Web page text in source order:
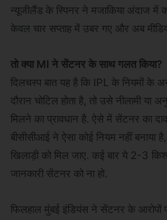
न्यूजीलैंड के स्पिनर ने मजाकिया अंदाज में
केवल चार सप्ताह में उबर गए और अब
तो क्या MI ने सेंटनर के साथ गलत किया?
दिलचस्प बात यह है कि IPL के नियमों के
दौरान चोटिल होता है, तो उसे नीलामी
मिलने का प्रावधान है. ऐसे में सेंटनर का
बीसीसीआई ने ऐसा कोई न‍ियम नहीं बनाया
ख‍िलाड़ी को म‍िल जाए. कई बार ये 2-3
जानकारी सेंटनर को ना हो.
फिलहाल मुंबई इंडियंस ने सेंटनर के आरोपों